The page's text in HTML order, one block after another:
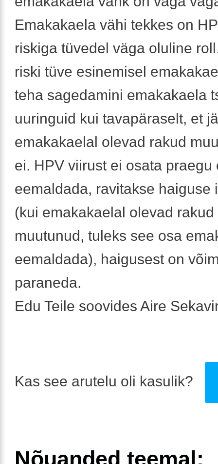
Emakakaela vähi tekkes on
riskiga tüvedel väga oluline
riski tüve esinemisel
teha sagedamini emakakaela
uuringuid kui tavapäraselt, et
emakakaelal olevad rakud
ei. HPV viirust ei osata praegu
eemaldada, ravitakse haiguse
(kui emakakaelal olevad
muutunud, tuleks see osa
eemaldada), haigusest on
paraneda.
Edu Teile soovides Aire
Kas see arutelu oli kasulik?
Nõuanded teemal: